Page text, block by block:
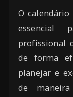
O
essencial
profissional
de forma
planejar e
de